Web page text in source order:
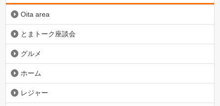
Oita area
とまトーク座談会
グルメ
ホーム
レジャー